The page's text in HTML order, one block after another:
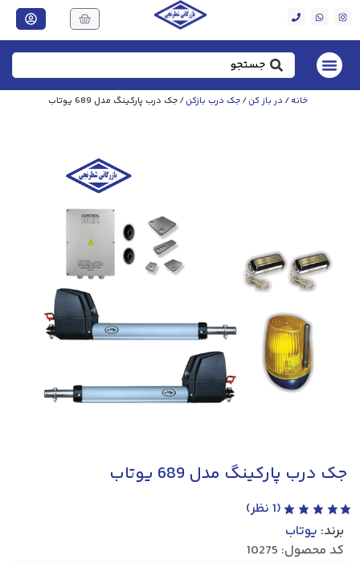
خانه/ در باز کن/جک درب بازکن/ جک درب پارکینگ مدل 689 یوتاب
جک درب پارکینگ مدل 689 یوتاب
(
1 نظر)
برند: یوتاب
کد محصول: 10275